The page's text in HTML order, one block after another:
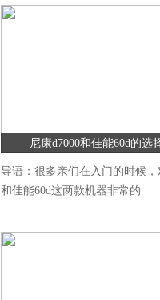
尼康d7000和佳能60d的选
导语：很多亲们在入门的时候，
和佳能60d这两款机器非常的